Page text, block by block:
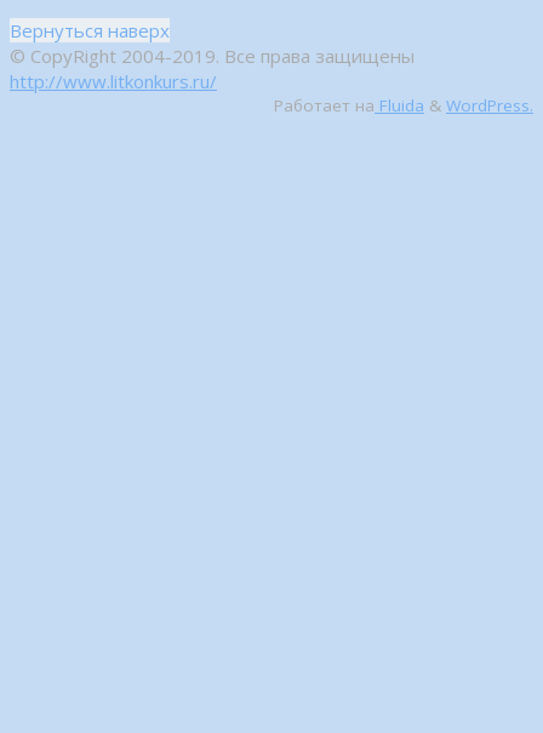
Вернуться наверх
© CopyRight 2004-2019. Все права защищены
http://www.litkonkurs.ru/
Работает на Fluida & WordPress.